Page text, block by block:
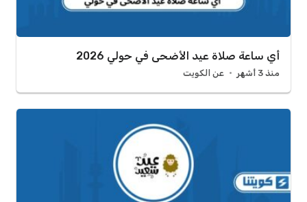
أي ساعة صلاة عيد الأضحى في حولي 2026
منذ 3 أشهر عن الكويت